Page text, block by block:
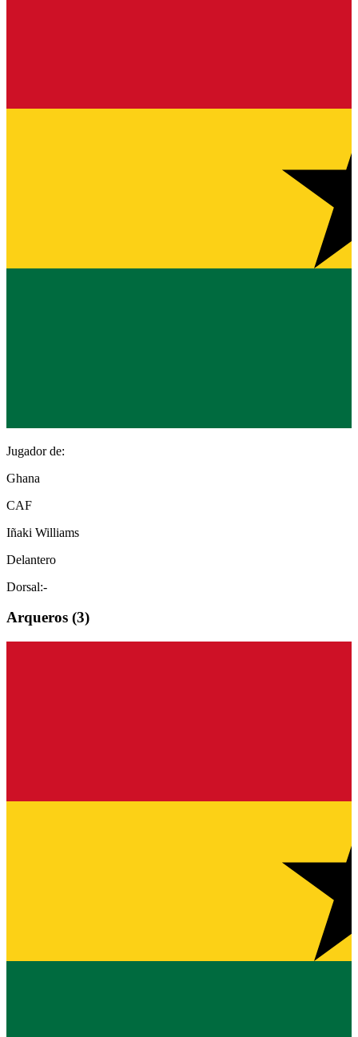
Jugador de:
Ghana
CAF
Iñaki Williams
Delantero
Dorsal:-
Arqueros (3)